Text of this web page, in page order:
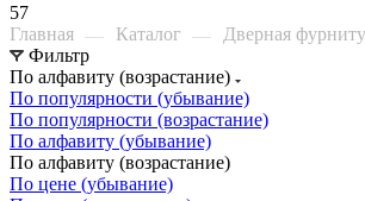
57
Главная — Каталог —
Дверная
Фильтр
По алфавиту (возрастание)
По популярности (убывание)
По популярности (возрастание)
По алфавиту (убывание)
По алфавиту (возрастание)
По цене (убывание)